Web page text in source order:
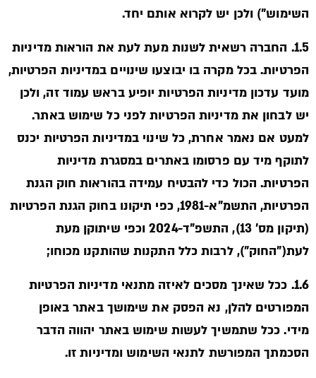
השימוש") ולכן יש לקרוא אותם יחד.
1.5. החברה רשאית לשנות מעת לעת את הוראות מדיניות
הפרטיות. בכל מקרה בו יבוצעו שינויים במדיניות הפרטיות,
מועד עדכון מדיניות הפרטיות יופיע בראש עמוד זה, ולכן
יש לבחון את מדיניות הפרטיות לפני כל שימוש באתר.
למעט אם נאמר אחרת, כל שינוי במדיניות הפרטיות יכנס
לתוקף מיד עם פרסומו באתרים במסגרת מדיניות
הפרטיות. הכול כדי להבטיח עמידה בהוראות חוק הגנת
הפרטיות, התשמ"א-1981, כפי תיקונו בחוק הגנת הפרטיות
(תיקון מס' 13), התשפ"ד-2024 וכפי שיתוקן מעת
לעת("החוק"), לרבות כלל התקנות שהותקנו מכוחו;
1.6. ככל שאינך מסכים לאיזה מתנאי מדיניות הפרטיות
המפורטים להלן, נא הפסק את שימושך באתר באופן
מידי. ככל שתמשיך לעשות שימוש באתר יהווה הדבר
הסכמתך המפורשת לתנאי השימוש ומדיניות זו.